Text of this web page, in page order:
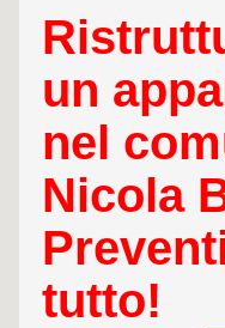
un
nel
Nicola
tutto!